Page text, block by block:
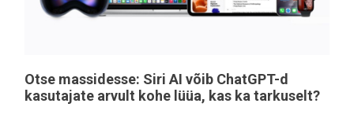
Otse massidesse: Siri AI võib ChatGPT-d
kasutajate arvult kohe lüüa, kas ka tarkuselt?